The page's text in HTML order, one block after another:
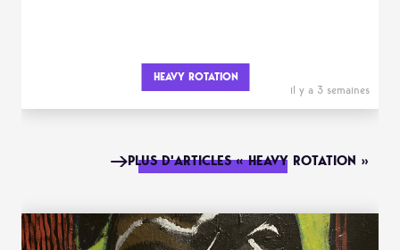
HEAVY ROTATION
il y a 3 semaines
PLUS D'ARTICLES « HEAVY ROTATION »